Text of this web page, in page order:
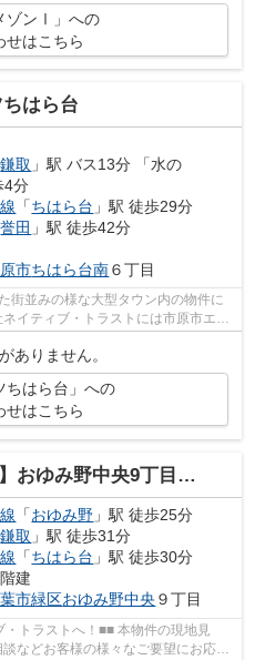
ゾンⅠ」への
せはこちら
はら台
鎌取 」駅 バス13分 「水の
4分
「ちはら台 」駅 徒歩29分
誉田 」駅 徒歩42分
市ちはら台南６丁目
街並みの様な大型タウン内の物件に
イティブ・トラストには市原市エリ
ありません。
ちはら台」への
せはこちら
ゆみ野中央9丁目中古戸建
「おゆみ野 」駅 徒歩25分
鎌取 」駅 徒歩31分
「ちはら台 」駅 徒歩30分
建
市緑区おゆみ野中央 ９丁目
トラストへ！■■ 本物件の現地見
などお客様の様々なご要望にお応え